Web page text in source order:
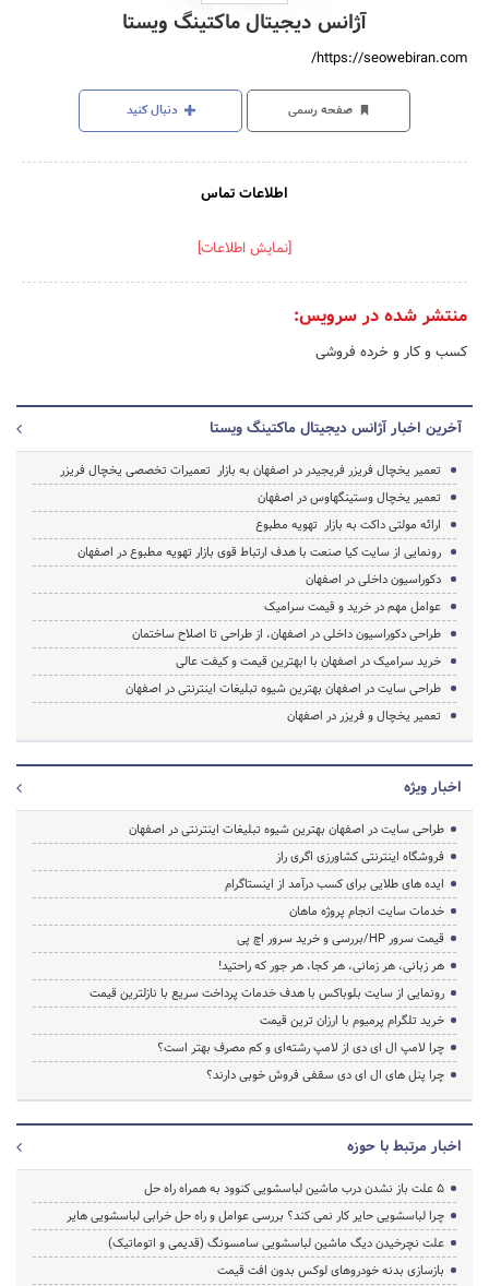
آژانس دیجیتال ماکتینگ ویستا
https://seowebiran.com/
صفحه رسمی دنبال کنید
اطلاعات تماس
[نمایش اطلاعات]
منتشر شده در سرویس:
کسب و کار و خرده فروشی
آخرین اخبار آژانس دیجیتال ماکتینگ ویستا
تعمیر یخچال فریزر فریجیدر در اصفهان به بازار تعمیرات تخصصی یخچال فریزر
تعمیر یخچال وستینگهاوس در اصفهان
ارائه مولتی داکت به بازار تهویه مطبوع
رونمایی از سایت کیا صنعت با هدف ارتباط قوی بازار تهویه مطبوع در اصفهان
دکوراسیون داخلی در اصفهان
عوامل مهم در خرید و قیمت سرامیک
طراحی دکوراسیون داخلی در اصفهان، از طراحی تا اصلاح ساختمان
خرید سرامیک در اصفهان با ابهترین قیمت و کیفت عالی
طراحی سایت در اصفهان بهترین شیوه تبلیغات اینترنتی در اصفهان
تعمیر یخچال و فریزر در اصفهان
اخبار ویژه
طراحی سایت در اصفهان بهترین شیوه تبلیغات اینترنتی در اصفهان
فروشگاه اینترنتی کشاورزی اگری راز
ایده های طلایی برای کسب درآمد از اینستاگرام
خدمات سایت انجام پروژه ماهان
قیمت سرور HP/بررسی و خرید سرور اچ پی
هر زبانی، هر زمانی، هر کجا، هر جور که راحتید!
رونمایی از سایت بلوباکس با هدف خدمات پرداخت سریع با نازلترین قیمت
خرید تلگرام پرمیوم با ارزان ترین قیمت
چرا لامپ ال ای دی از لامپ رشته‌ای و کم مصرف بهتر است؟
چرا پنل های ال ای دی سقفی فروش خوبی دارند؟
اخبار مرتبط با حوزه
5 علت باز نشدن درب ماشین لباسشویی کنوود به همراه راه حل
چرا لباسشویی حایر کار نمی کند؟ بررسی عوامل و راه حل خرابی لباسشویی هایر
علت نچرخیدن دیگ ماشین لباسشویی سامسونگ (قدیمی و اتوماتیک)
بازسازی بدنه خودروهای لوکس بدون افت قیمت